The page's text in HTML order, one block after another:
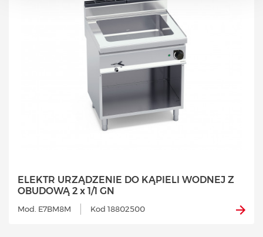
ELEKTR URZĄDZENIE DO KĄPIELI WODNEJ Z
OBUDOWĄ 2 x 1/1 GN
Mod. E7BM8M Kod 18802500